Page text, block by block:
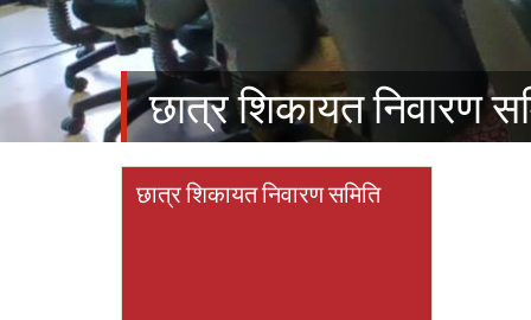
छात्र शिकायत निवारण
छात्र शिकायत निवारण समिति